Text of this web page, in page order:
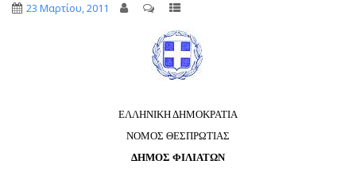
23 Μαρτίου, 2011
ΕΛΛΗΝΙΚΗ ΔΗΜΟΚΡΑΤΙΑ
ΝΟΜΟΣ ΘΕΣΠΡΩΤΙΑΣ
ΔΗΜΟΣ ΦΙΛΙΑΤΩΝ